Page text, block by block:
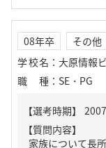
08年卒 その他
学校名 ： 大原情報
職種 ： SE・PG
【質問内容】
家族について長